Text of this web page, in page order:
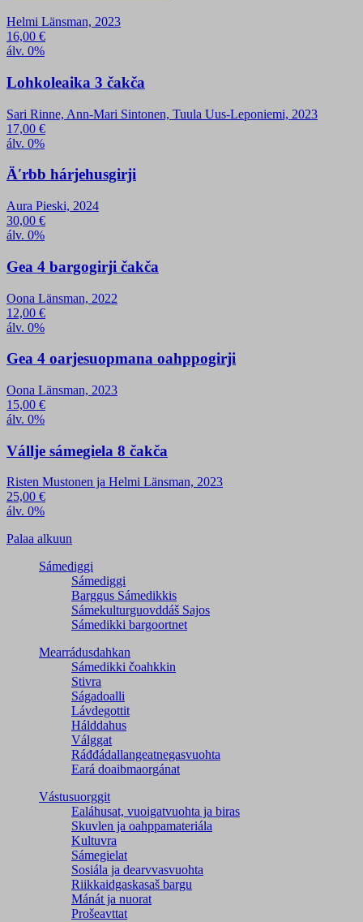
Helmi Länsman, 2023
16,00 €
álv. 0%
Lohkoleaika 3 čakča
Sari Rinne, Ann-Mari Sintonen, Tuula Uus-Leponiemi, 2023
17,00 €
álv. 0%
Äʹrbb hárjehusgirji
Aura Pieski, 2024
30,00 €
álv. 0%
Gea 4 bargogirji čakča
Oona Länsman, 2022
12,00 €
álv. 0%
Gea 4 oarjesuopmana oahppogirji
Oona Länsman, 2023
15,00 €
álv. 0%
Vállje sámegiela 8 čakča
Risten Mustonen ja Helmi Länsman, 2023
25,00 €
álv. 0%
Palaa alkuun
Sámediggi
Sámediggi
Barggus Sámedikkis
Sámekulturguovddáš Sajos
Sámedikki bargoortnet
Mearrádusdahkan
Sámedikki čoahkkin
Stivra
Ságadoalli
Lávdegottit
Hálddahus
Válggat
Ráđđádallangeatnegas­vuohta
Eará doaibmaorgánat
Vástusuorggit
Ealáhusat, vuoigatvuohta ja biras
Skuvlen ja oahppamateriála
Kultuvra
Sámegielat
Sosiála ja dearvvasvuohta
Riikkaidgaskasaš bargu
Mánát ja nuorat
Prošeavttat